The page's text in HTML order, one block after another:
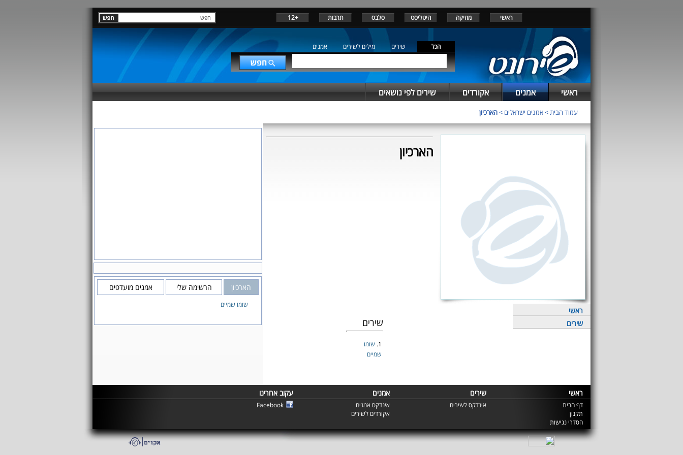
ראשי מוזיקה היטליסט סלבס תרבות +12
הכל שירים מילים לשירים אמנים
ראשי אמנים אקורדים שירים לפי נושאים
עמוד הבית>אמנים ישראלים >הארכיון
הארכיון
ראשי
שירים
שירים
1. שומו
שמיים
הארכיון הרשימה שלי אמנים מועדפים
שומו שמיים
ראשי שירים אמנים עקוב אחרינו
דף הבית
תקנון
הסדרי נגישות
אינדקס לשירים
אינדקס אמנים
אקורדים לשירים
Facebook